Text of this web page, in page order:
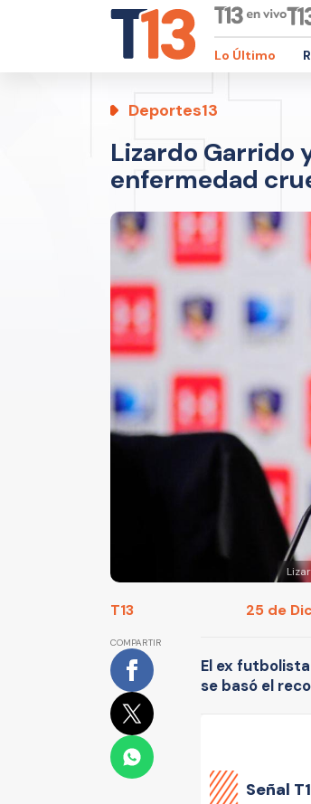
Lo Último
Deportes13
Lizardo Garrido
enfermedad
T13 25 de
COMPARTIR
El ex
se basó el
Señal